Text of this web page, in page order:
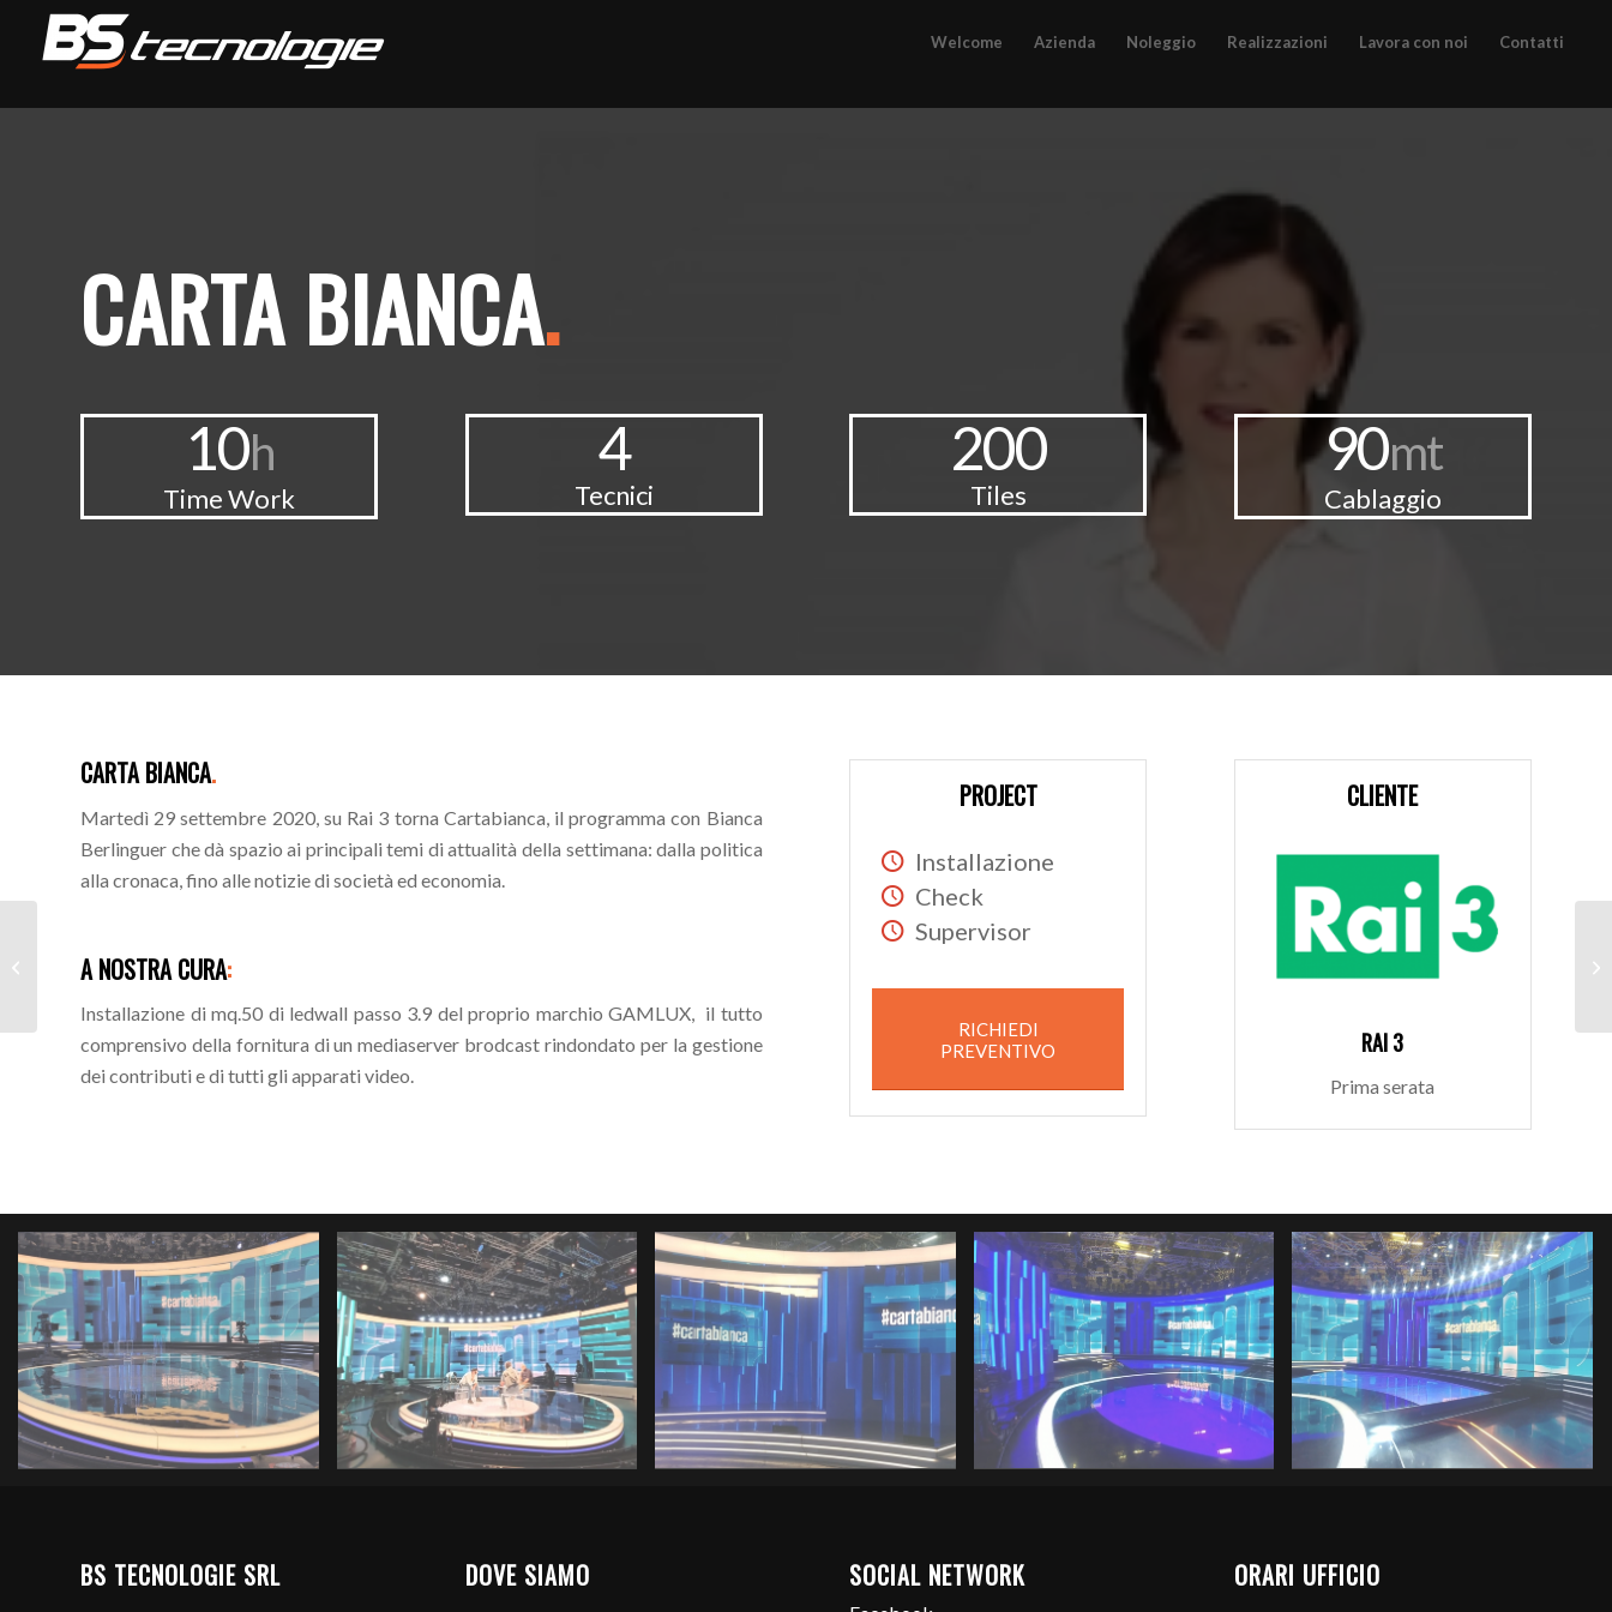
Welcome Azienda Noleggio Realizzazioni Lavora con noi Contatti
CARTA BIANCA.
10h
Time Work
4
Tecnici
200
Tiles
90mt
Cablaggio
CARTA BIANCA.
Martedì 29 settembre 2020, su Rai 3 torna Cartabianca, il programma con Bianca
Berlinguer che dà spazio ai principali temi di attualità della settimana: dalla politica
alla cronaca, fino alle notizie di società ed economia.
A NOSTRA CURA:
Installazione di mq.50 di ledwall passo 3.9 del proprio marchio GAMLUX, il tutto
comprensivo della fornitura di un mediaserver brodcast rindondato per la gestione
dei contributi e di tutti gli apparati video.
PROJECT
Installazione
Check
Supervisor
RICHIEDI
PREVENTIVO
CLIENTE
RAI 3
Prima serata
BS TECNOLOGIE SRL DOVE SIAMO SOCIAL NETWORK ORARI UFFICIO
Prixi talia